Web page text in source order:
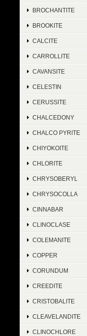
BROCHANTITE
BROOKITE
CALCITE
CARROLLITE
CAVANSITE
CELESTIN
CERUSSITE
CHALCEDONY
CHALCO PYRITE
CHIYOKOITE
CHLORITE
CHRYSOBERYL
CHRYSOCOLLA
CINNABAR
CLINOCLASE
COLEMANITE
COPPER
CORUNDUM
CREEDITE
CRISTOBALITE
CLEAVELANDITE
CLINOCHLORE